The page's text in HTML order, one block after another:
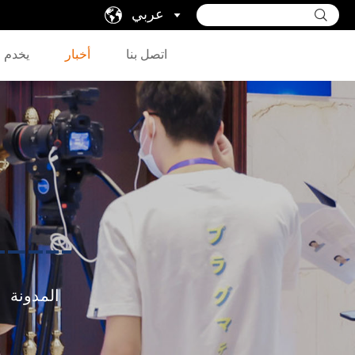
عربي
يخدم أخبار اتصل بنا
المدونة